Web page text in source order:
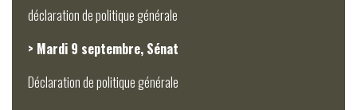
déclaration de politique générale
> Mardi 9 septembre, Sénat
Déclaration de politique générale